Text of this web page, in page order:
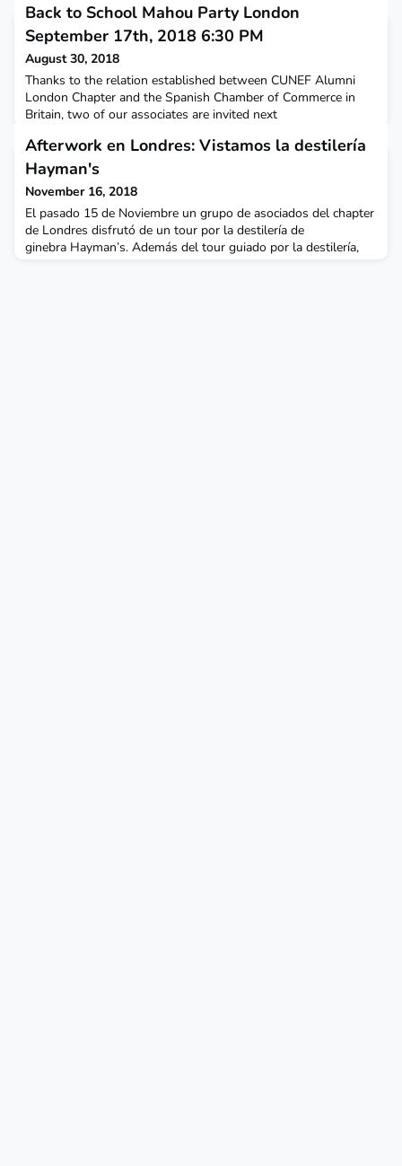
Back to School Mahou Party London
September 17th, 2018 6:30 PM
August 30, 2018
Thanks to the relation established between CUNEF Alumni
London Chapter and the Spanish Chamber of Commerce in
Britain, two of our associates are invited next
Mahou San Miguel, Patron of the Chamber.One of Spain's best
kept secrets has finally arrived in London to stay. Brewed to a
13th century recipe, Mahou is a Spanish beer steeped in hi
Afterwork en Londres: Vistamos la destilería
Hayman's
November 16, 2018
El pasado 15 de Noviembre un grupo de asociados del chapter
de Londres disfrutó de un tour por la destilería de
ginebra Hayman’s. Además del tour guiado por la destilería,